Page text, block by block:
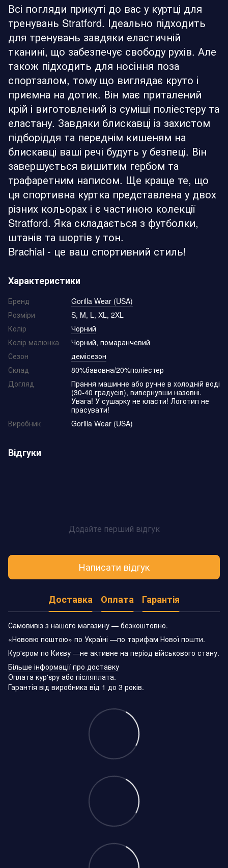
Всі погляди прикуті до вас у куртці для
тренувань Stratford. Ідеально підходить
для тренувань завдяки еластичній
тканині, що забезпечує свободу рухів. Але
також підходить для носіння поза
спортзалом, тому що виглядає круто і
приємна на дотик. Він має приталений
крій і виготовлений із суміші поліестеру та
еластану. Завдяки блискавці із захистом
підборіддя та переднім кишеням на
блискавці ваші речі будуть у безпеці. Він
завершується вишитим гербом та
трафаретним написом. Ще краще те, що
ця спортивна куртка представлена ​​у двох
різних кольорах і є частиною колекції
Stratford. Яка складається з футболки,
штанів та шортів у тон.
Brachial - це ваш спортивний стиль!
Характеристики
Бренд
Gorilla Wear (USA)
Розміри
S, M, L, XL, 2XL
Колір
Чорний
Колір малюнка
Чорний, помаранчевий
Сезон
демісезон
Склад
80%бавовна/20%поліестер
Догляд
Прання машинне або ручне в холодній воді
(30-40 градусів), вивернувши назовні.
Увага! У сушарку не класти! Логотип не
прасувати!
Виробник
Gorilla Wear (USA)
Відгуки
Додайте перший відгук
Написати відгук
Доставка Оплата Гарантія
Самовивіз з нашого магазину — безкоштовно.
«Нововю поштою» по Україні —по тарифам Нової пошти.
Кур'єром по Києву —не активне на період військового стану.
Більше інформації про доставку
Оплата кур'єру або післяплата.
Гарантія від виробника від 1 до 3 років.